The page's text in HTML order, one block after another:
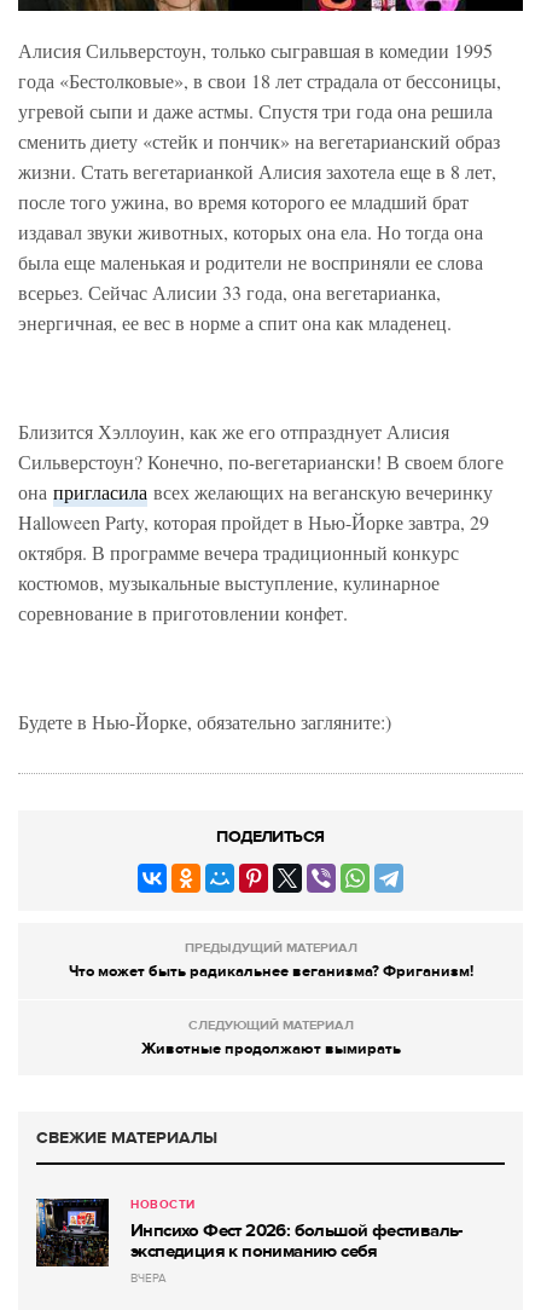
Алисия Сильверстоун, только сыгравшая в комедии 1995
года «Бестолковые», в свои 18 лет страдала от бессоницы,
угревой сыпи и даже астмы. Спустя три года она решила
сменить диету «стейк и пончик» на вегетарианский образ
жизни. Стать вегетарианкой Алисия захотела еще в 8 лет,
после того ужина, во время которого ее младший брат
издавал звуки животных, которых она ела. Но тогда она
была еще маленькая и родители не восприняли ее слова
всерьез. Сейчас Алисии 33 года, она вегетарианка,
энергичная, ее вес в норме а спит она как младенец.
Близится Хэллоуин, как же его отпразднует Алисия
Сильверстоун? Конечно, по-вегетариански! В своем блоге
она пригласила всех желающих на веганскую вечеринку
Halloween Party, которая пройдет в Нью-Йорке завтра, 29
октября. В программе вечера традиционный конкурс
костюмов, музыкальные выступление, кулинарное
соревнование в приготовлении конфет.
Будете в Нью-Йорке, обязательно загляните:)
ПОДЕЛИТЬСЯ
ПРЕДЫДУЩИЙ МАТЕРИАЛ
Что может быть радикальнее веганизма? Фриганизм!
СЛЕДУЮЩИЙ МАТЕРИАЛ
Животные продолжают вымирать
СВЕЖИЕ МАТЕРИАЛЫ
НОВОСТИ
Инпсихо Фест 2026: большой фестиваль-
экспедиция к пониманию себя
ВЧЕРА